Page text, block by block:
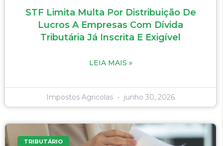
STF Limita Multa Por Distribuição De
Lucros A Empresas Com Dívida
Tributária Já Inscrita E Exigível
LEIA MAIS »
Impostos Agricolas junho 30, 2026
TRIBUTÁRIO